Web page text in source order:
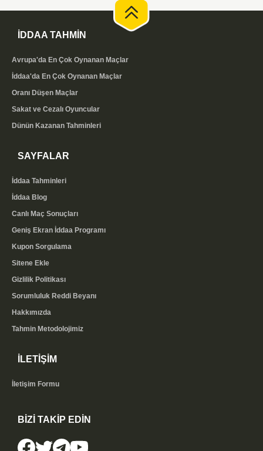
İDDAA TAHMİN
Avrupa'da En Çok Oynanan Maçlar
İddaa'da En Çok Oynanan Maçlar
Oranı Düşen Maçlar
Sakat ve Cezalı Oyuncular
Dünün Kazanan Tahminleri
SAYFALAR
İddaa Tahminleri
İddaa Blog
Canlı Maç Sonuçları
Geniş Ekran İddaa Programı
Kupon Sorgulama
Sitene Ekle
Gizlilik Politikası
Sorumluluk Reddi Beyanı
Hakkımızda
Tahmin Metodolojimiz
İLETİŞİM
İletişim Formu
BİZİ TAKİP EDİN